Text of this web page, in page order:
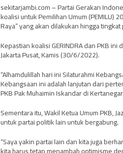
sekitarjambi.com – Partai Gerakan
koalisi untuk Pemilihan Umum (PEMILU)
Raya” yang akan dilakukan hingga
Kepastian koalisi GERINDRA dan PKB
Jakarta Pusat, Kamis (30/6/2022).
“Alhamdulillah hari ini Silaturahmi
Kebangsaan ini adalah lanjutan dari
PKB Pak Muhaimin Iskandar di
Sementara itu, Wakil Ketua Umum PKB,
untuk partai politik lain untuk bergabung.
“Saya yakin partai lain dan kita juga